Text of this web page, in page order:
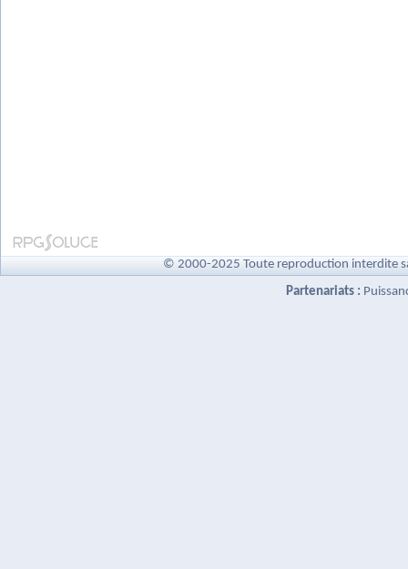
© 2000-2025 Toute reproduction interdite
Partenariats :